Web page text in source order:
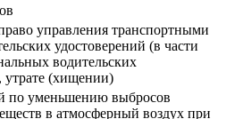
управления транспортными
удостоверений (в части
водительских
утрате (хищении)
по уменьшению выбросов
в атмосферный воздух при